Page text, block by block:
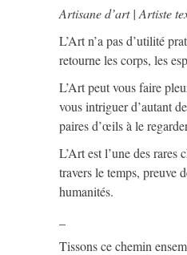
Artisane d’art | Artiste
L’Art n’a pas d’utilité
retourne les corps, les
L’Art peut vous faire
vous intriguer d’autant
paires d’œils à le
L’Art est l’une des rares
travers le temps, preuve
humanités.
Tissons ce chemin